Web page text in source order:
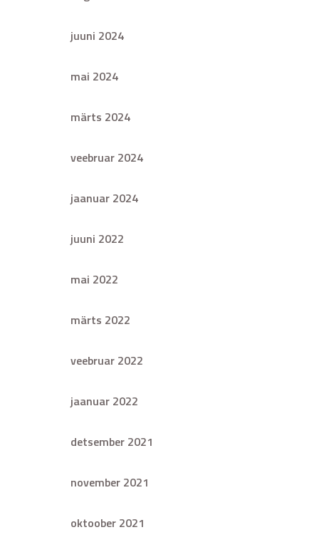
juuni 2024
mai 2024
märts 2024
veebruar 2024
jaanuar 2024
juuni 2022
mai 2022
märts 2022
veebruar 2022
jaanuar 2022
detsember 2021
november 2021
oktoober 2021